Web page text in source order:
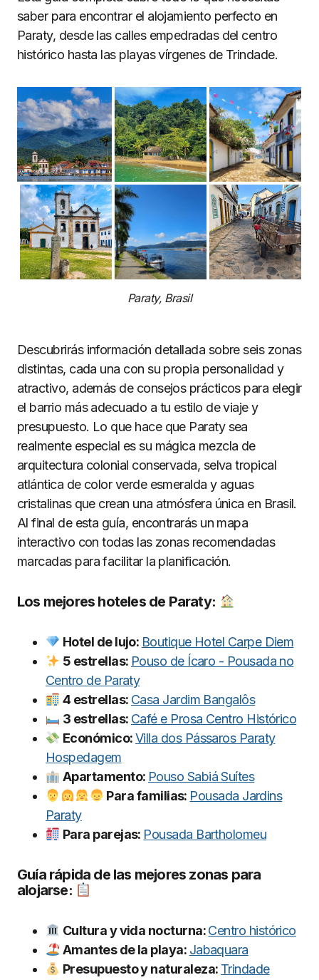
saber para encontrar el alojamiento perfecto en
Paraty, desde las calles empedradas del centro
histórico hasta las playas vírgenes de Trindade.
Paraty, Brasil
Descubrirás información detallada sobre seis zonas
distintas, cada una con su propia personalidad y
atractivo, además de consejos prácticos para elegir
el barrio más adecuado a tu estilo de viaje y
presupuesto. Lo que hace que Paraty sea
realmente especial es su mágica mezcla de
arquitectura colonial conservada, selva tropical
atlántica de color verde esmeralda y aguas
cristalinas que crean una atmósfera única en Brasil.
Al final de esta guía, encontrarás un mapa
interactivo con todas las zonas recomendadas
marcadas para facilitar la planificación.
Los mejores hoteles de Paraty:
Hotel de lujo: Boutique Hotel Carpe Diem
5 estrellas: Pouso de Ícaro - Pousada no
Centro de Paraty
4 estrellas: Casa Jardim Bangalôs
3 estrellas: Café e Prosa Centro Histórico
Económico:Villa dos Pássaros Paraty
Hospedagem
Apartamento: Pouso Sabiá Suítes
Para familias: Pousada Jardins
Paraty
Para parejas: Pousada Bartholomeu
Guía rápida de las mejores zonas para
alojarse:
Cultura y vida nocturna:Centro histórico
Amantes de la playa: Jabaquara
Presupuesto y naturaleza: Trindade